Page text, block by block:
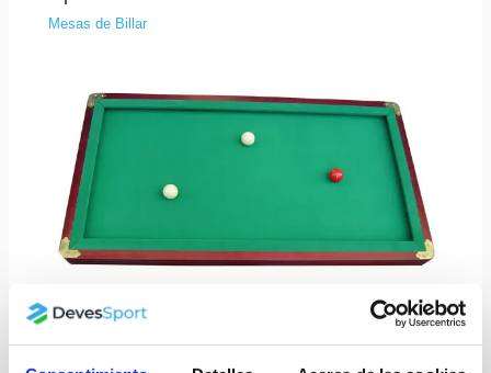
Mesas de Billar
Diferencias entre una mesa de billar
americano y francés